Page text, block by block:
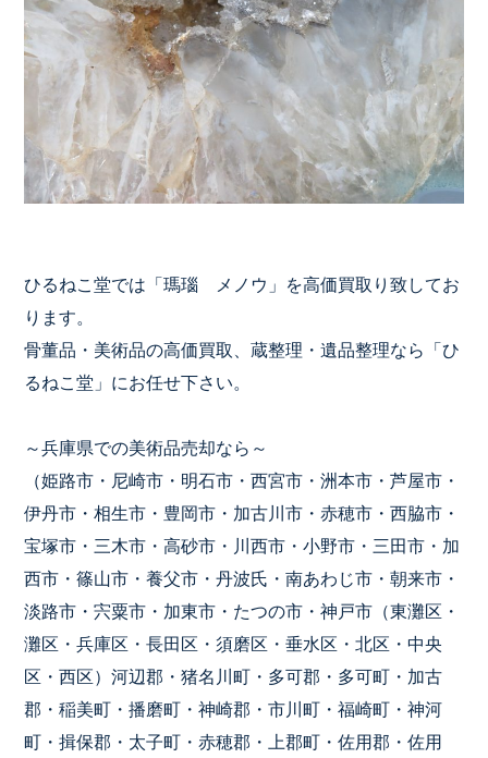
ひるねこ堂では「瑪瑙 メノウ」を高価買取り致してお
ります。
骨董品・美術品の高価買取、蔵整理・遺品整理なら「ひ
るねこ堂」にお任せ下さい。
～兵庫県での美術品売却なら～
（姫路市・尼崎市・明石市・西宮市・洲本市・芦屋市・
伊丹市・相生市・豊岡市・加古川市・赤穂市・西脇市・
宝塚市・三木市・高砂市・川西市・小野市・三田市・加
西市・篠山市・養父市・丹波氏・南あわじ市・朝来市・
淡路市・宍粟市・加東市・たつの市・神戸市（東灘区・
灘区・兵庫区・長田区・須磨区・垂水区・北区・中央
区・西区）河辺郡・猪名川町・多可郡・多可町・加古
郡・稲美町・播磨町・神崎郡・市川町・福崎町・神河
町・揖保郡・太子町・赤穂郡・上郡町・佐用郡・佐用